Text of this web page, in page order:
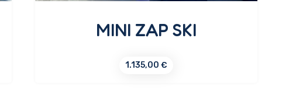
MINI ZAP SKI
1.135,00€